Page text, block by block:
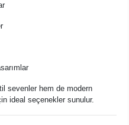
sevenler hem de modern
ideal seçenekler sunulur.